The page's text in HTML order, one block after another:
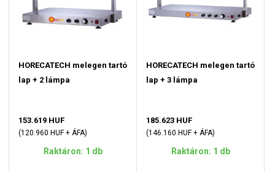
HORECATECH melegen tartó
lap + 2 lámpa
153.619 HUF
(120.960 HUF + ÁFA)
Raktáron: 1 db
HORECATECH melegen tartó
lap + 3 lámpa
185.623 HUF
(146.160 HUF + ÁFA)
Raktáron: 1 db